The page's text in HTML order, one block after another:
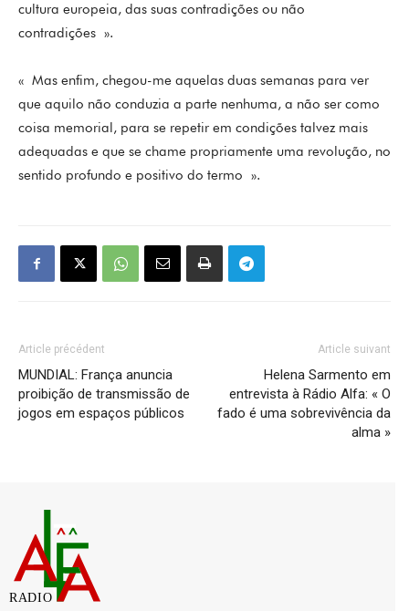
cultura europeia, das suas contradições ou não
contradições ».
« Mas enfim, chegou-me aquelas duas semanas para ver
que aquilo não conduzia a parte nenhuma, a não ser como
coisa memorial, para se repetir em condições talvez mais
adequadas e que se chame propriamente uma revolução, no
sentido profundo e positivo do termo ».
Article précédent
MUNDIAL: França anuncia
proibição de transmissão de
jogos em espaços públicos
Article suivant
Helena Sarmento em
entrevista à Rádio Alfa: « O
fado é uma sobrevivência da
alma »
RADIO